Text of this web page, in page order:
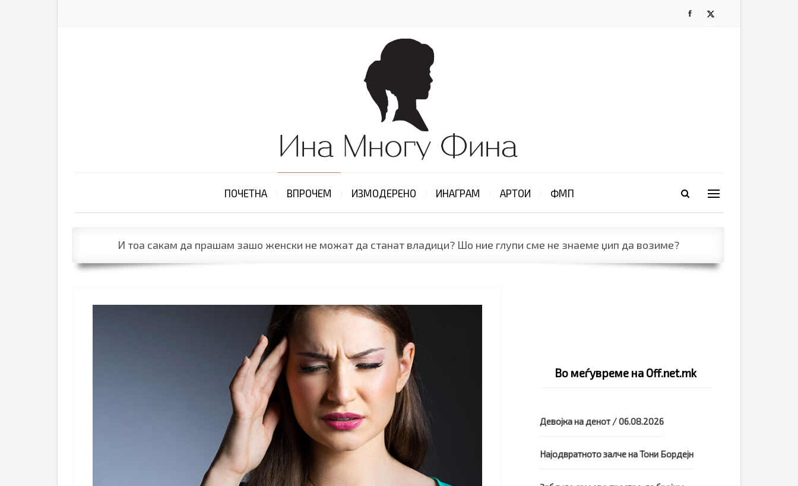
ПОЧЕТНА ВПРОЧЕМ ИЗМОДЕРЕНО ИНАГРАМ АРТОИ ФМП
И тоа сакам да прашам зашо женски не можат да станат владици? Шо ние глупи сме не знаеме џип да возиме?
Во меѓувреме на Off.net.mk
Девојка на денот / 06.08.2026
Најодвратното залче на Тони Бордејн